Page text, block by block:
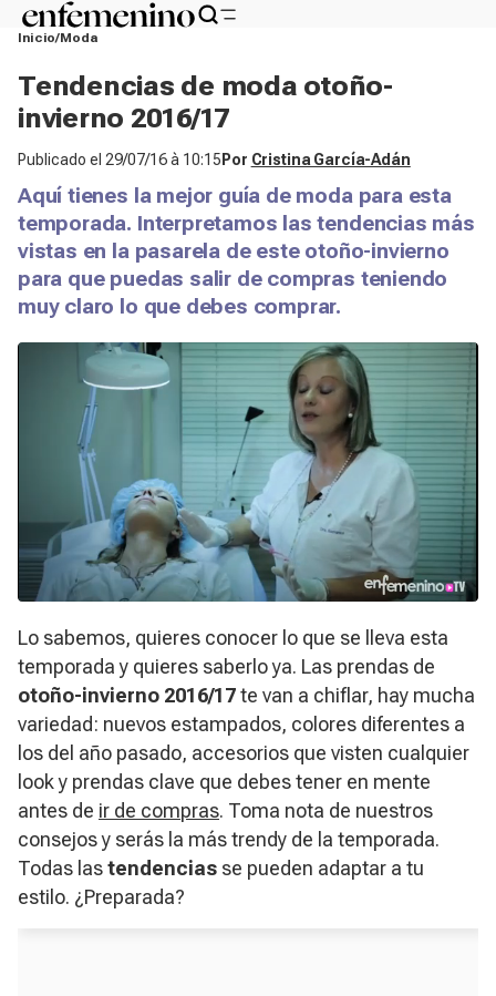
Inicio Moda
Tendencias de moda otoño-
invierno 2016/17
Publicado el 29/07/16 à 10:15 Por Cristina García-Adán
Aquí tienes la mejor guía de moda para esta
temporada. Interpretamos las tendencias más
vistas en la pasarela de este otoño-invierno
para que puedas salir de compras teniendo
muy claro lo que debes comprar.
Lo sabemos, quieres conocer lo que se lleva esta
temporada y quieres saberlo ya. Las prendas de
otoño-invierno 2016/17te van a chiflar, hay mucha
variedad: nuevos estampados, colores diferentes a
los del año pasado, accesorios que visten cualquier
look y prendas clave que debes tener en mente
antes de ir de compras. Toma nota de nuestros
consejos y serás la mástrendy de la temporada.
Todas lastendencias se pueden adaptar a tu
estilo. ¿Preparada?